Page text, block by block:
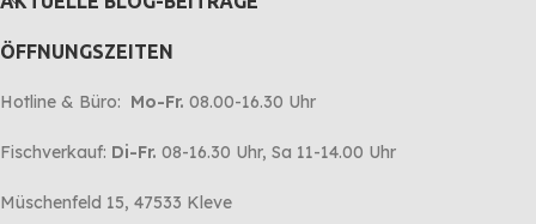
ÖFFNUNGSZEITEN
Hotline & Büro: Mo-Fr. 08.00-16.30 Uhr
Fischverkauf: Di-Fr. 08-16.30 Uhr, Sa 11-14.00 Uhr
Müschenfeld 15, 47533 Kleve